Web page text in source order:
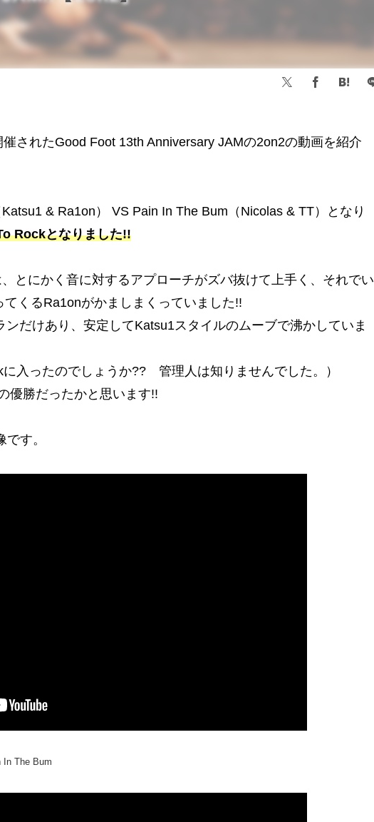
されたGood Foot 13th Anniversary JAMの2on2の動画を紹介
& Ra1on） VS Pain In The Bum（Nicolas & TT）となり
Rockとなりました!!
とにかく音に対するアプローチがズバ抜けて上手く、それでい
くるRa1onがかましまくっていました!!
ンだけあり、安定してKatsu1スタイルのムーブで沸かしていま
に入ったのでしょうか?? 管理人は知りませんでした。）
優勝だったかと思います!!
す。
In The Bum